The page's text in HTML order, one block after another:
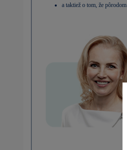
a taktiež o tom, že